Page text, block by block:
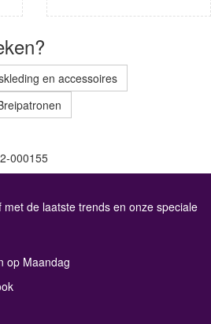
en accessoires
000155
de laatste trends en onze speciale
op Maandag